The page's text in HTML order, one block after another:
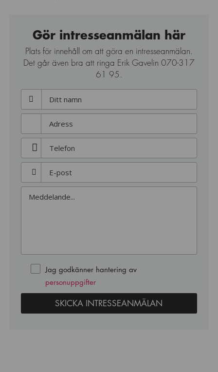
Gör intresseanmälan här
Plats för innehåll om att göra en intresseanmälan.
Det går även bra att ringa Erik Gavelin 070-317
61 95.
Jag godkänner hantering av
personuppgifter
SKICKA INTRESSEANMÄLAN